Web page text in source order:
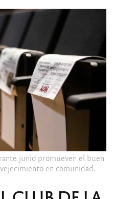
junio promueven el buen
en comunidad.